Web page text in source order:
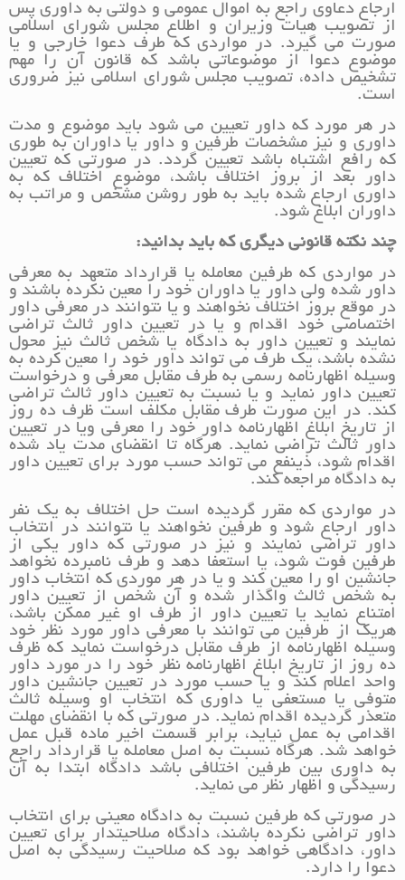
ارجاع دعاوی راجع به اموال عمومی و دولتی به داوری پس
از تصویب هیات وزیران و اطلاع مجلس شورای اسلامی
صورت می گیرد. در مواردی که طرف دعوا خارجی و یا
موضوع دعوا از موضوعاتی باشد که قانون آن را مهم
تشخیص داده، تصویب مجلس شورای اسلامی نیز ضروری
است.
در هر مورد که داور تعیین می شود باید موضوع و مدت
داوری و نیز مشخصات طرفین و داور یا داوران به طوری
که رافع اشتباه باشد تعیین گردد. در صورتی که تعیین
داور بعد از بروز اختلاف باشد، موضوع اختلاف که به
داوری ارجاع شده باید به طور روشن مشخص و مراتب به
داوران ابلاغ شود.
چند نکته قانونی دیگری که باید بدانید:
در مواردی که طرفین معامله یا قرارداد متعهد به معرفی
داور شده ولی داور یا داوران خود را معین نکرده باشند و
در موقع بروز اختلاف نخواهند و یا نتوانند در معرفی داور
اختصاصی خود اقدام و یا در تعیین داور ثالث تراضی
نمایند و تعیین داور به دادگاه یا شخص ثالث نیز محول
نشده باشد، یک طرف می تواند داور خود را معین کرده به
وسیله اظهارنامه رسمی به طرف مقابل معرفی و درخواست
تعیین داور نماید و یا نسبت به تعیین داور ثالث تراضی
کند. در این صورت طرف مقابل مکلف است ظرف ده روز
از تاریخ ابلاغ اظهارنامه داور خود را معرفی ویا در تعیین
داور ثالث تراضی نماید. هرگاه تا انقضای مدت یاد شده
اقدام شود، ذینفع می تواند حسب مورد برای تعیین داور
به دادگاه مراجعه کند.
در مواردی که مقرر گردیده است حل اختلاف به یک نفر
داور ارجاع شود و طرفین نخواهند یا نتوانند در انتخاب
داور تراضی نمایند و نیز در صورتی که داور یکی از
طرفین فوت شود، یا استعفا دهد و طرف نامبرده نخواهد
جانشین او را معین کند و یا در هر موردی که انتخاب داور
به شخص ثالث واگذار شده و آن شخص از تعیین داور
امتناع نماید یا تعیین داور از طرف او غیر ممکن باشد،
هریک از طرفین می توانند با معرفی داور مورد نظر خود
وسیله اظهارنامه از طرف مقابل درخواست نماید که ظرف
ده روز از تاریخ ابلاغ اظهارنامه نظر خود را در مورد داور
واحد اعلام کند و یا حسب مورد در تعیین جانشین داور
متوفی یا مستعفی یا داوری که انتخاب او وسیله ثالث
متعذر گردیده اقدام نماید. در صورتی که با انقضای مهلت
اقدامی به عمل نیاید، برابر قسمت اخیر ماده قبل عمل
خواهد شد. هرگاه نسبت به اصل معامله یا قرارداد راجع
به داوری بین طرفین اختلافی باشد دادگاه ابتدا به آن
رسیدگی و اظهار نظر می نماید.
در صورتی که طرفین نسبت به دادگاه معینی برای انتخاب
داور تراضی نکرده باشند، دادگاه صلاحیتدار برای تعیین
داور، دادگاهی خواهد بود که صلاحیت رسیدگی به اصل
دعوا را دارد.